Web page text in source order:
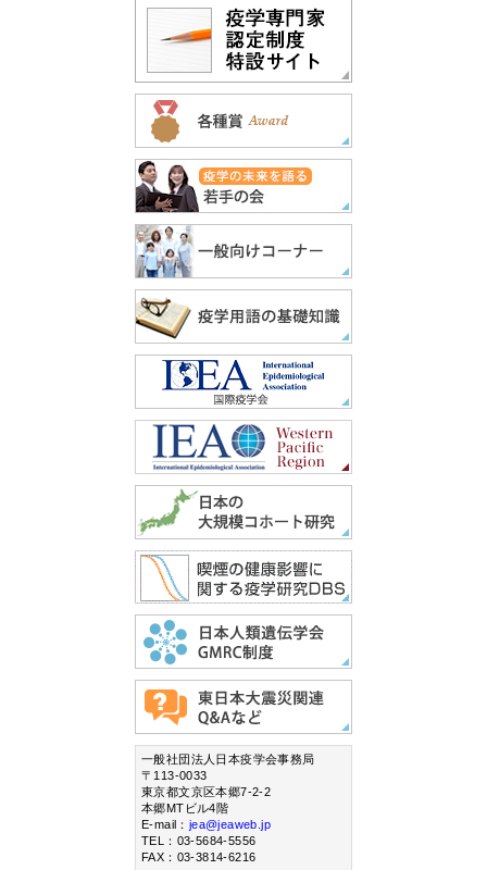
一般社団法人日本疫学会事務局
〒113-0033
東京都文京区本郷7-2-2
本郷MTビル4階
E-mail： jea@jeaweb.jp
TEL：03-5684-5556
FAX：03-3814-6216